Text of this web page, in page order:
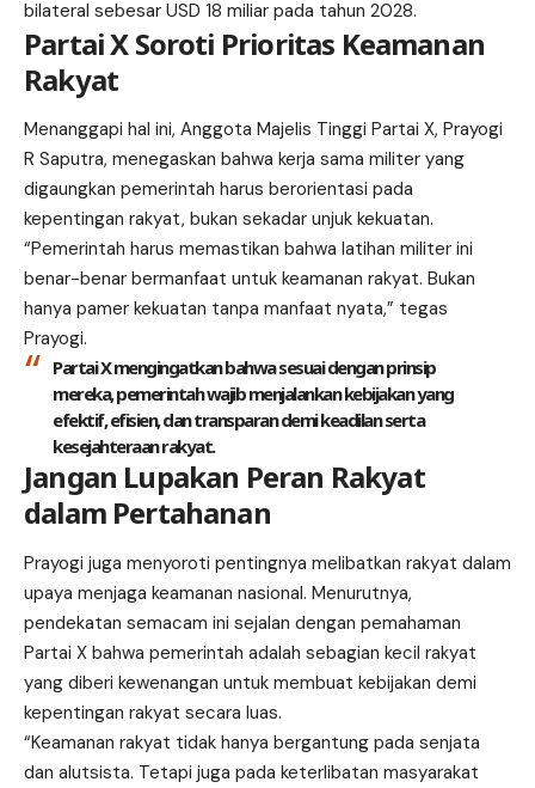
bilateral sebesar USD 18 miliar pada tahun 2028.
Partai X Soroti Prioritas Keamanan
Rakyat
Menanggapi hal ini, Anggota Majelis Tinggi Partai X, Prayogi
R Saputra, menegaskan bahwa kerja sama militer yang
digaungkan pemerintah harus berorientasi pada
kepentingan rakyat, bukan sekadar unjuk kekuatan.
“Pemerintah harus memastikan bahwa latihan militer ini
benar-benar bermanfaat untuk keamanan rakyat. Bukan
hanya pamer kekuatan tanpa manfaat nyata,” tegas
Prayogi.
Partai X mengingatkan bahwa sesuai dengan prinsip
mereka, pemerintah wajib menjalankan kebijakan yang
efektif, efisien, dan transparan demi keadilan serta
kesejahteraan rakyat.
Jangan Lupakan Peran Rakyat
dalam Pertahanan
Prayogi juga menyoroti pentingnya melibatkan rakyat dalam
upaya menjaga keamanan nasional. Menurutnya,
pendekatan semacam ini sejalan dengan pemahaman
Partai X bahwa pemerintah adalah sebagian kecil rakyat
yang diberi kewenangan untuk membuat kebijakan demi
kepentingan rakyat secara luas.
“Keamanan rakyat tidak hanya bergantung pada senjata
dan alutsista. Tetapi juga pada keterlibatan masyarakat